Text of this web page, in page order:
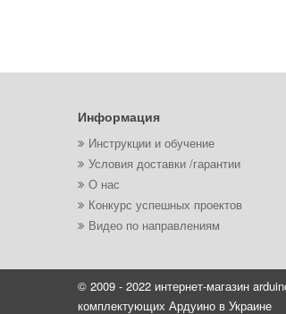
Информация
Инструкции и обучение
Условия доставки /гарантии
О нас
Конкурс успешных проектов
Видео по направлениям
© 2009 - 2022 интернет-магазин
комплектующих Ардуино в Украине